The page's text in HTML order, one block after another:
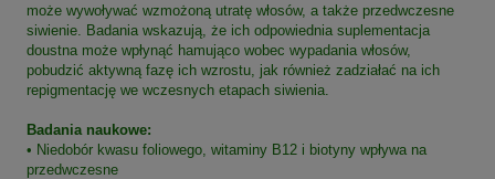
może wywoływać wzmożoną utratę włosów, a także przedwczesne
siwienie. Badania wskazują, że ich odpowiednia suplementacja
doustna może wpłynąć hamująco wobec wypadania włosów,
pobudzić aktywną fazę ich wzrostu, jak również zadziałać na ich
repigmentację we wczesnych etapach siwienia.
Badania naukowe:
• Niedobór kwasu foliowego, witaminy B12 i biotyny wpływa na
przedwczesne